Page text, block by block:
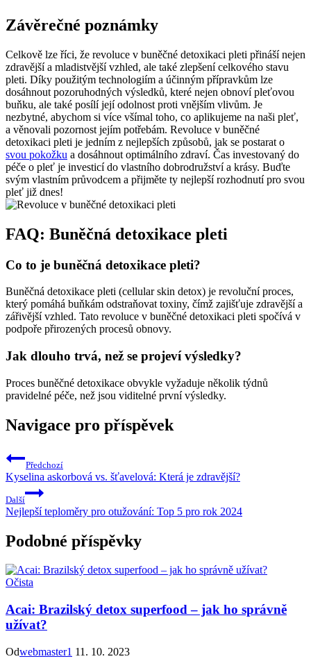
Závěrečné poznámky
Celkově ‌lze říci, že⁤ revoluce v ‍buněčné⁤ detoxikaci pleti přináší⁢ nejen
zdravější ⁤a mladistvější vzhled,⁤ ale také zlepšení celkového stavu
pleti. Díky ‌použitým‍ technologiím a účinným přípravkům lze
dosáhnout pozoruhodných výsledků, které nejen ​obnoví pleťovou
buňku, ale také posílí její‍ odolnost proti vnějším vlivům. Je
⁢nezbytné, abychom si více všímal toho, co aplikujeme‍ na naši pleť,
a věnovali pozornost jejím potřebám. Revoluce v‌ buněčné
detoxikaci pleti je jedním z⁢ nejlepších způsobů,⁢ jak se postarat ⁤o
svou pokožku a⁣ dosáhnout optimálního zdraví. Čas investovaný do
péče o pleť je investicí do vlastního dobrodružství a krásy. Buďte
svým vlastním průvodcem a přijměte ty nejlepší rozhodnutí pro svou
pleť ⁤již dnes!
FAQ: Buněčná detoxikace pleti
Co to je buněčná detoxikace pleti?
Buněčná detoxikace pleti (cellular skin detox) je revoluční proces,
který pomáhá buňkám odstraňovat toxiny, čímž zajišťuje zdravější a
zářivější vzhled. Tato revoluce v buněčné detoxikaci pleti spočívá v
podpoře přirozených procesů obnovy.
Jak dlouho trvá, než se projeví výsledky?
Proces buněčné detoxikace obvykle vyžaduje několik týdnů
pravidelné péče, než jsou viditelné první výsledky.
Navigace pro příspěvek
Předchozí
Kyselina askorbová vs. šťavelová: Která je zdravější?
Další
Nejlepší teploměry pro otužování: Top 5 pro rok 2024
Podobné příspěvky
Očista
Acai: Brazilský detox superfood – jak ho správně
užívat?
Odwebmaster1 11. 10. 2023